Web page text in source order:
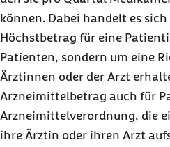
können. Dabei handelt es
Höchstbetrag für eine
Patienten, sondern um eine
Ärztinnen oder der Arzt
Arzneimittelbetrag auch für
Arzneimittelverordnung, die
ihre Ärztin oder ihren Arzt